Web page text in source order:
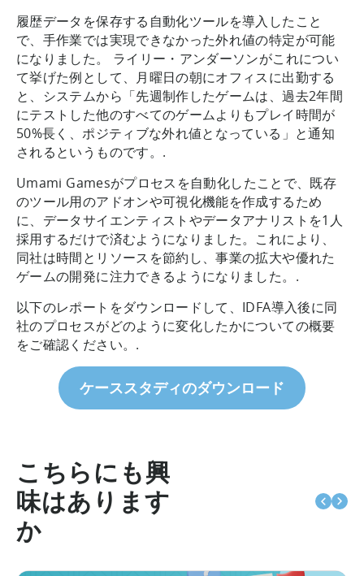
履歴データを保存する自動化ツールを導入したこと
で、手作業では実現できなかった外れ値の特定が可能
になりました。 ライリー・アンダーソンがこれについ
て挙げた例として、月曜日の朝にオフィスに出勤する
と、システムから「先週制作したゲームは、過去2年間
にテストした他のすべてのゲームよりもプレイ時間が
50%長く、ポジティブな外れ値となっている」と通知
されるというものです。.
Umami Gamesがプロセスを自動化したことで、既存
のツール用のアドオンや可視化機能を作成するため
に、データサイエンティストやデータアナリストを1人
採用するだけで済むようになりました。これにより、
同社は時間とリソースを節約し、事業の拡大や優れた
ゲームの開発に注力できるようになりました。.
以下のレポートをダウンロードして、IDFA導入後に同
社のプロセスがどのように変化したかについての概要
をご確認ください。.
ケーススタディのダウンロード
こちらにも興
味はあります
か